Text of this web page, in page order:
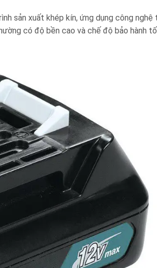
sản xuất khép kín, ứng dụng công nghệ
có độ bền cao và chế độ bảo hành